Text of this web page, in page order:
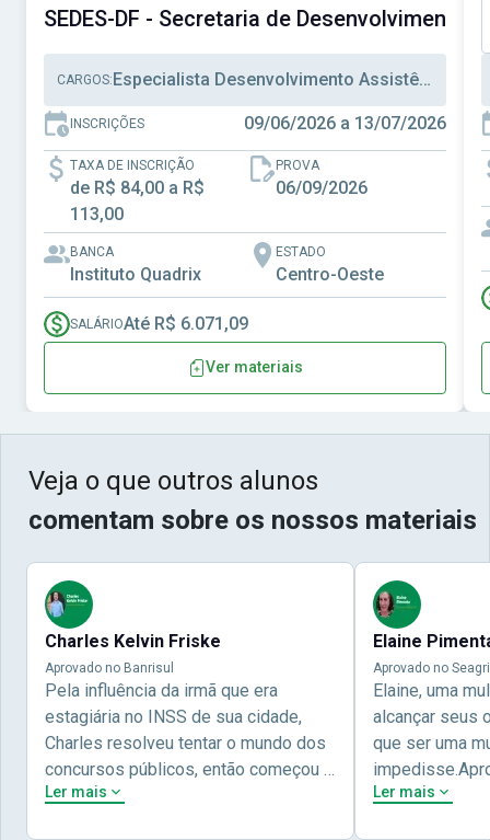
SEDES-DF - Secretaria de Desenvolvimento
CARGOS: Especialista Desenvolvimento Assistência Social, Técnico Desenvolvimento Assistência Social, Técnico Administrativo
INSCRIÇÕES 09/06/2026 a 13/07/2026
TAXA DE INSCRIÇÃO
de R$ 84,00 a R$
113,00
PROVA
06/09/2026
BANCA
Instituto Quadrix
ESTADO
Centro-Oeste
SALÁRIOAté R$ 6.071,09
Ver materiais
Veja o que outros alunos
comentam sobre os nossos materiais
Charles Kelvin Friske
Aprovado no Banrisul
Pela influência da irmã que era
estagiária no INSS de sua cidade,
Charles resolveu tentar o mundo dos
concursos públicos, então começou a
estudar com contéudo gratuito que a
Ler mais
Elaine
Aprovado no
Elaine, uma
alcançar seus
que ser uma
concursos
Ler mais